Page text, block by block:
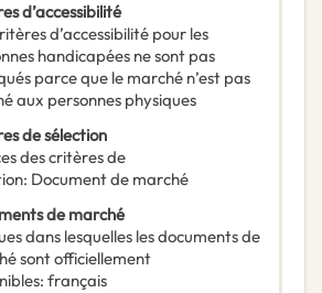
d’accessibilité
d’accessibilité pour les
handicapées ne sont pas
parce que le marché n’est pas
aux personnes physiques
de sélection
des critères de
: Document de marché
de marché
dans lesquelles les documents de
sont officiellement
: français